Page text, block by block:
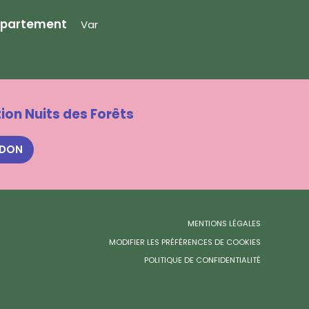
Var
Nuits des Forêts
MENTIONS LÉGALES
MODIFIER LES PRÉFÉRENCES DE COOKIES
POLITIQUE DE CONFIDENTIALITÉ